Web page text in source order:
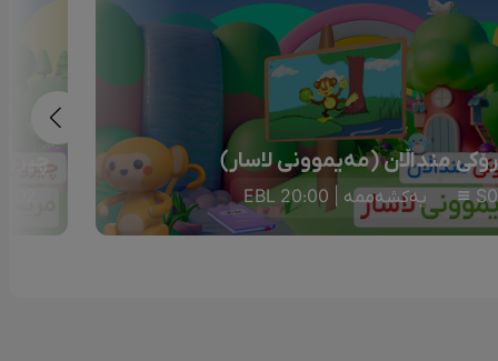
منداڵان (مەیموونی لاسار)
یەکشەممە | 20:00 EBL